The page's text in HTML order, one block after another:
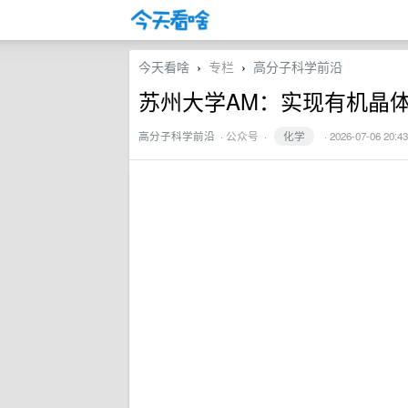
今天看啥 › 专栏 › 高分子科学前沿
苏州大学AM：实现有机晶
高分子科学前沿 · 公众号 · 化学 · 2026-07-06 20:43